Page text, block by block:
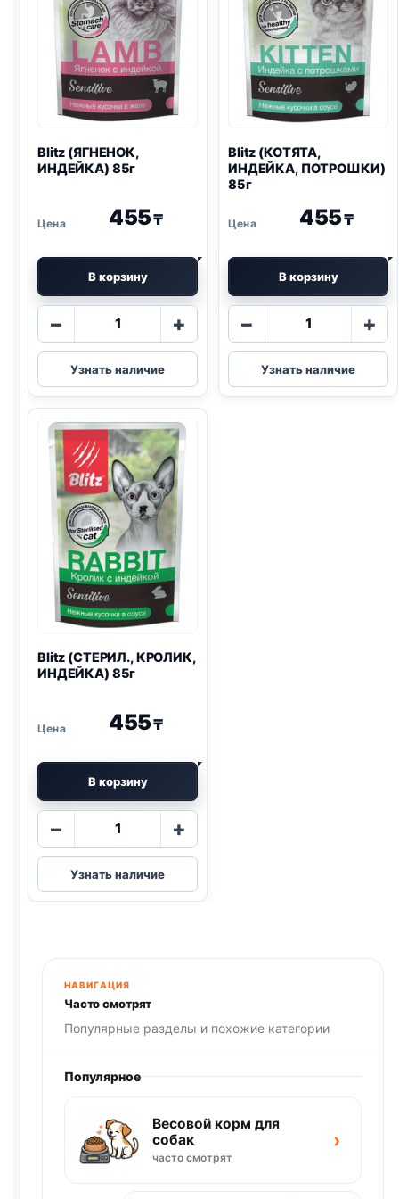
Blitz (ЯГНЕНОК,
ИНДЕЙКА) 85г
455₸
В корзину
−
Количество
Blitz
(ЯГНЕНОК,
ИНДЕЙКА)
+
Узнать наличие
Blitz (КОТЯТА,
ИНДЕЙКА, ПОТРОШКИ)
85г
455₸
В корзину
−
Количество
Blitz
(КОТЯТА,
ИНДЕЙКА,
+
Узнать наличие
Blitz (СТЕРИЛ., КРОЛИК,
ИНДЕЙКА) 85г
455₸
В корзину
−
Количество
Blitz
(СТЕРИЛ.,
КРОЛИК,
+
Узнать наличие
НАВИГАЦИЯ
Часто смотрят
Популярные разделы и похожие категории
Популярное
Весовой корм для
собак
часто смотрят
›